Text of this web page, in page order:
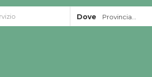
Dove Provincia...